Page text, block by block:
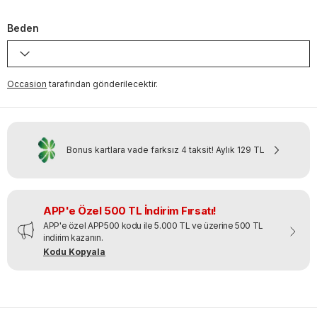
Beden
Occasion tarafından gönderilecektir.
Bonus kartlara vade farksız 4 taksit! Aylık 129 TL
APP'e Özel 500 TL İndirim Fırsatı!
APP'e özel APP500 kodu ile 5.000 TL ve üzerine 500 TL
indirim kazanın.
Kodu Kopyala